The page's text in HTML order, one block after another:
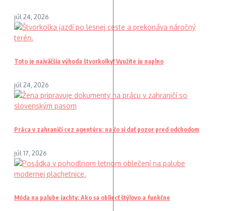
júl 24, 2026
Toto je najväčšia výhoda štvorkolky! Využite ju naplno
júl 24, 2026
Práca v zahraničí cez agentúru: na čo si dať pozor pred odchodom
júl 17, 2026
Móda na palube jachty: Ako sa obliecť štýlovo a funkčne